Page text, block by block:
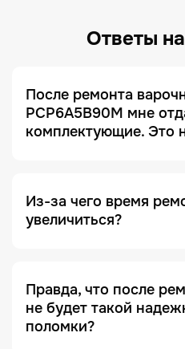
Ответы
После ремонта
PCP6A5B90M мне
комплектующие. Это
был действительно
именно случилось с
Из-за чего время
увеличиться?
ремонта возникает на
проблема проявляется не
зафиксировать и
Правда, что после
не будет такой
поломки?